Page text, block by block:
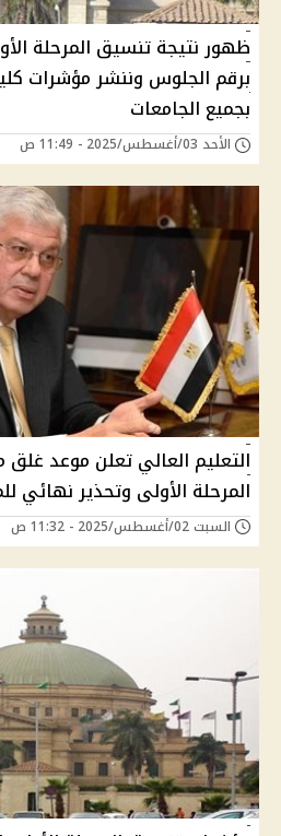
ظهور نتيجة تنسيق المرحلة
برقم الجلوس وننشر مؤشرات
بجميع الجامعات
الأحد 03/أغسطس/2025 - 11:49 ص
التعليم العالي تعلن موعد
المرحلة الأولى وتحذير نهائي
السبت 02/أغسطس/2025 - 11:32 ص